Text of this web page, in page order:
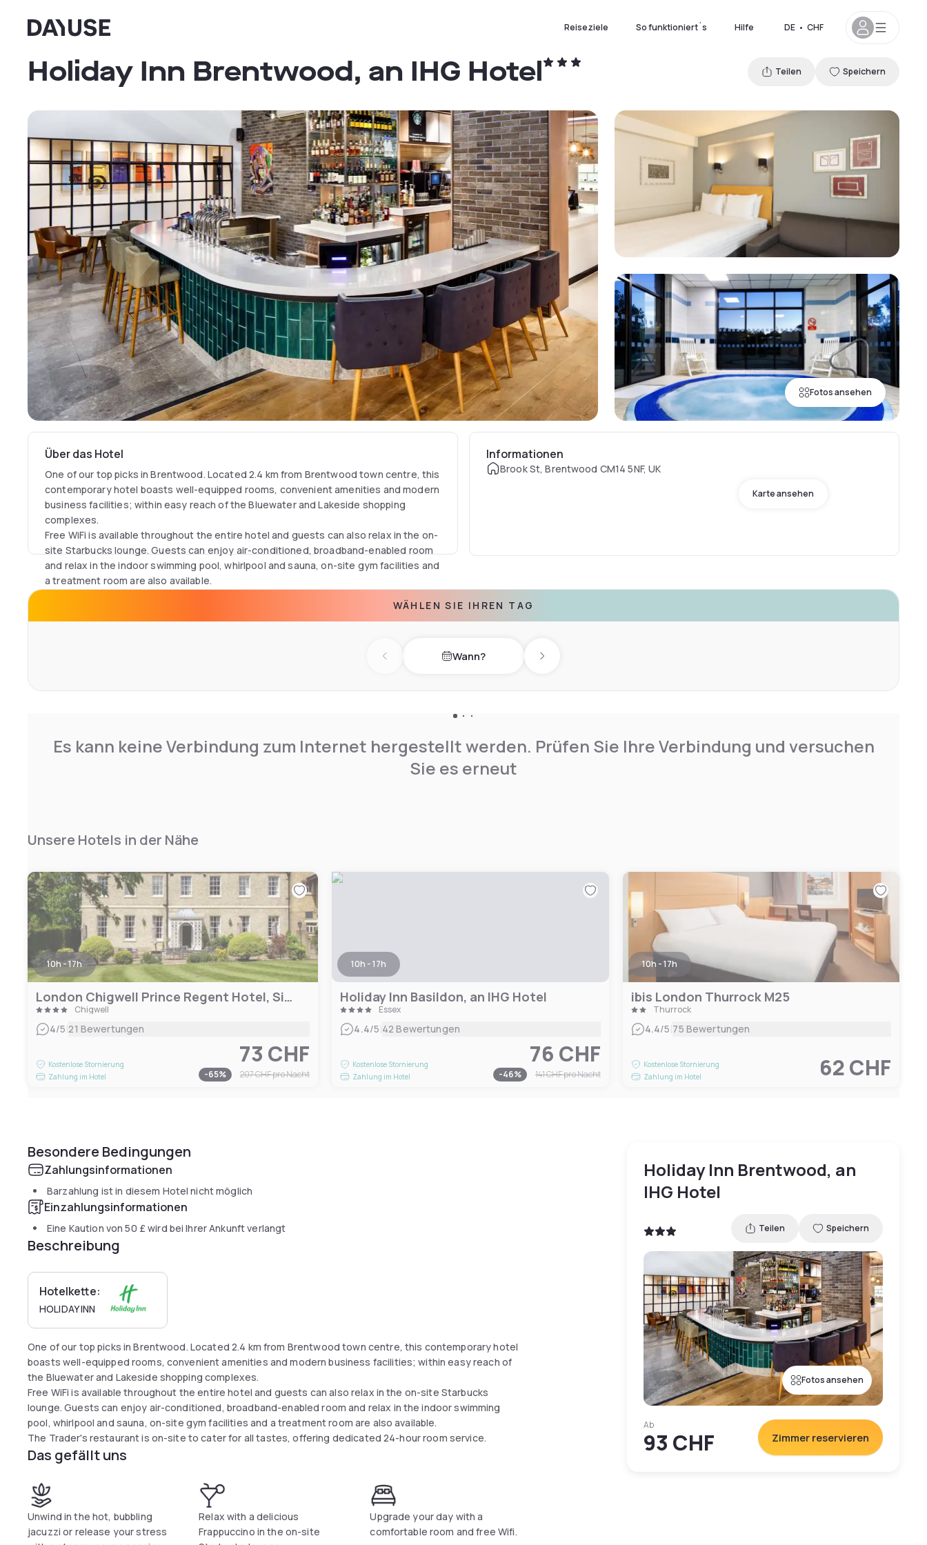
Dayuse Reiseziele So funktioniert´s Hilfe DE • CHF
Fotos ansehen
Holiday Inn Brentwood, an IHG Hotel Teilen Speichern
Über das Hotel
One of our top picks in Brentwood. Located 2.4 km from Brentwood town centre, this
contemporary hotel boasts well-equipped rooms, convenient amenities and modern
business facilities; within easy reach of the Bluewater and Lakeside shopping
complexes.
Free WiFi is available throughout the entire hotel and guests can also relax in the on-
site Starbucks lounge. Guests can enjoy air-conditioned, broadband-enabled room
and relax in the indoor swimming pool, whirlpool and sauna, on-site gym facilities and
a treatment room are also available.
Informationen
Brook St, Brentwood CM14 5NF, UK
Karte ansehen
WÄHLEN SIE IHREN TAG
Previous day Wann? Next day
Es kann keine Verbindung zum Internet hergestellt werden. Prüfen Sie Ihre Verbindung und versuchen
Sie es erneut
Unsere Hotels in der Nähe
10h - 17h
London Chigwell Prince Regent Hotel, Signature Collection By Best Western
Chigwell
4/5|21 Bewertungen
Kostenlose Stornierung
Zahlung im Hotel
73 CHF
-65% 207 CHFpro Nacht
10h - 17h
Holiday Inn Basildon, an IHG Hotel
Essex
4.4/5|42 Bewertungen
Kostenlose Stornierung
Zahlung im Hotel
76 CHF
-46% 141 CHFpro Nacht
10h - 17h
ibis London Thurrock M25
Thurrock
4.4/5|75 Bewertungen
Kostenlose Stornierung
Zahlung im Hotel
62 CHF
Besondere Bedingungen
Zahlungsinformationen
Barzahlung ist in diesem Hotel nicht möglich
Einzahlungsinformationen
Eine Kaution von50 £wird bei Ihrer Ankunft verlangt
Beschreibung
Hotelkette:
HOLIDAY INN
One of our top picks in Brentwood. Located 2.4 km from Brentwood town centre, this contemporary hotel
boasts well-equipped rooms, convenient amenities and modern business facilities; within easy reach of
the Bluewater and Lakeside shopping complexes.
Free WiFi is available throughout the entire hotel and guests can also relax in the on-site Starbucks
lounge. Guests can enjoy air-conditioned, broadband-enabled room and relax in the indoor swimming
pool, whirlpool and sauna, on-site gym facilities and a treatment room are also available.
The Trader's restaurant is on-site to cater for all tastes, offering dedicated 24-hour room service.
Das gefällt uns
Unwind in the hot, bubbling
jacuzzi or release your stress
Relax with a delicious
Frappuccino in the on-site
Upgrade your day with a
comfortable room and free Wifi.
Holiday Inn Brentwood, an
IHG Hotel
Teilen Speichern
Fotos ansehen
Ab
93 CHF Zimmer reservieren